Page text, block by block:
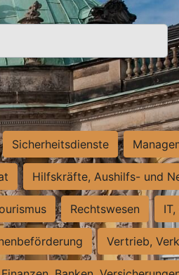
Sicherheitsdienste
Hilfskräfte, Aushilfs- und
Rechtswesen
Vertrieb,